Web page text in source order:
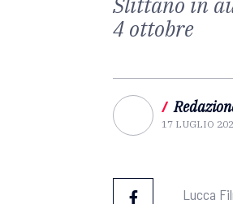
4 ottobre
/
17 LUGLIO
Lucca